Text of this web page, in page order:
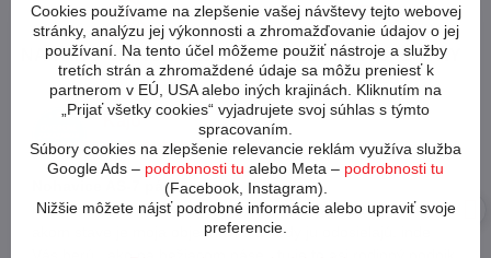
NA TRHU OD ROKU 1998 PREDAJ NA SPLÁTKY
Kájo
Hodnotenie:
5
5
Nohavice AS-7 pás
Páčilo sa mi , že mi v priebehu toho istého dňa zavolali v
akom stave je moja objednávka a kedy ju odosielajú, inde
Cookies používame na zlepšenie vašej návštevy tejto webovej
stránky, analýzu jej výkonnosti a zhromažďovanie údajov o jej
používaní. Na tento účel môžeme použiť nástroje a služby
tretích strán a zhromaždené údaje sa môžu preniesť k
partnerom v EÚ, USA alebo iných krajinách. Kliknutím na
„Prijať všetky cookies“ vyjadrujete svoj súhlas s týmto
spracovaním.
Súbory cookies na zlepšenie relevancie reklám využíva služba
Google Ads – podrobnosti tu alebo Meta – podrobnosti tu
(Facebook, Instagram).
Nižšie môžete nájsť podrobné informácie alebo upraviť svoje
preferencie.